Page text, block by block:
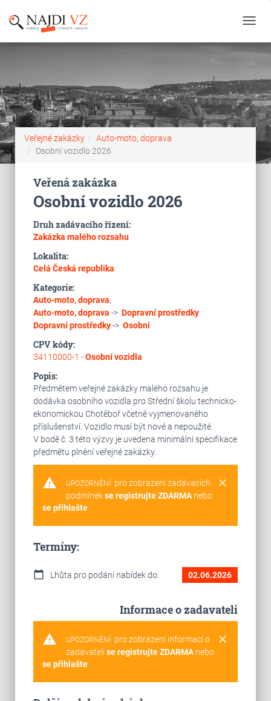
Veřejné zakázky
Auto-moto, doprava
Osobní vozidlo 2026
Veřená zakázka
Osobní vozidlo 2026
Druh zadávacího řízení:
Zakázka malého rozsahu
Lokalita:
Celá Česká republika
Kategorie:
Auto-moto, doprava,
Auto-moto, doprava -> Dopravní prostředky
Dopravní prostředky-> Osobní
CPV kódy:
34110000-1 -Osobní vozidla
Popis:
Předmětem veřejné zakázky malého rozsahu je
dodávka osobního vozidla pro Střední školu technicko-
ekonomickou Chotěboř včetně vyjmenovaného
příslušenství. Vozidlo musí být nové a nepoužité.
V bodě č. 3 této výzvy je uvedena minimální specifikace
předmětu plnění veřejné zakázky.
warning clear
UPOZORNĚNÍ: pro zobrazení zadávacích
podmínekse registrujte ZDARMAnebo
se přihlašte.
Termíny:
calendar_today Lhůta pro podání nabídek do: 02.06.2026
Informace o zadavateli
warning clear
UPOZORNĚNÍ: pro zobrazení informací o
zadavateli se registrujte ZDARMAnebo
se přihlašte.